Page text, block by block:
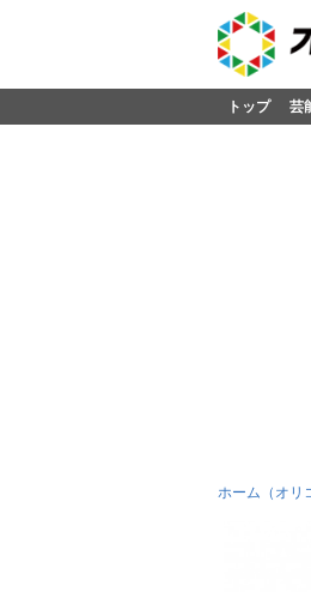
トップ 芸
ホーム（オリ